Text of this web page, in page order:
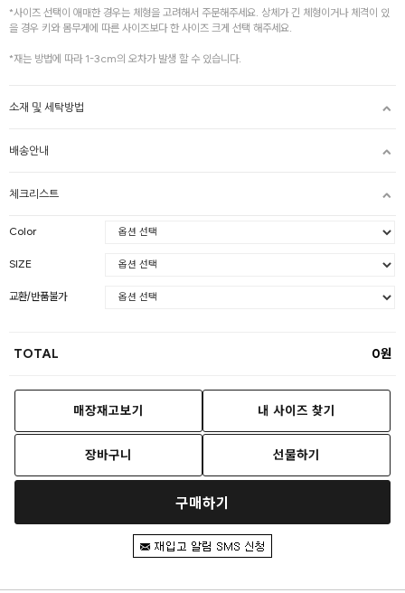
*사이즈 선택이 애매한 경우는 체형을 고려해서 주문해주세요. 상체가 긴 체형이거나 체격이 있
을 경우 키와 몸무게에 따른 사이즈보다 한 사이즈 크게 선택 해주세요.
*재는 방법에 따라 1-3cm의 오차가 발생 할 수 있습니다.
소재 및 세탁방법
배송안내
체크리스트
Color
SIZE
교환/반품불가
TOTAL 0
매장재고보기 내 사이즈 찾기
장바구니 선물하기
구매하기